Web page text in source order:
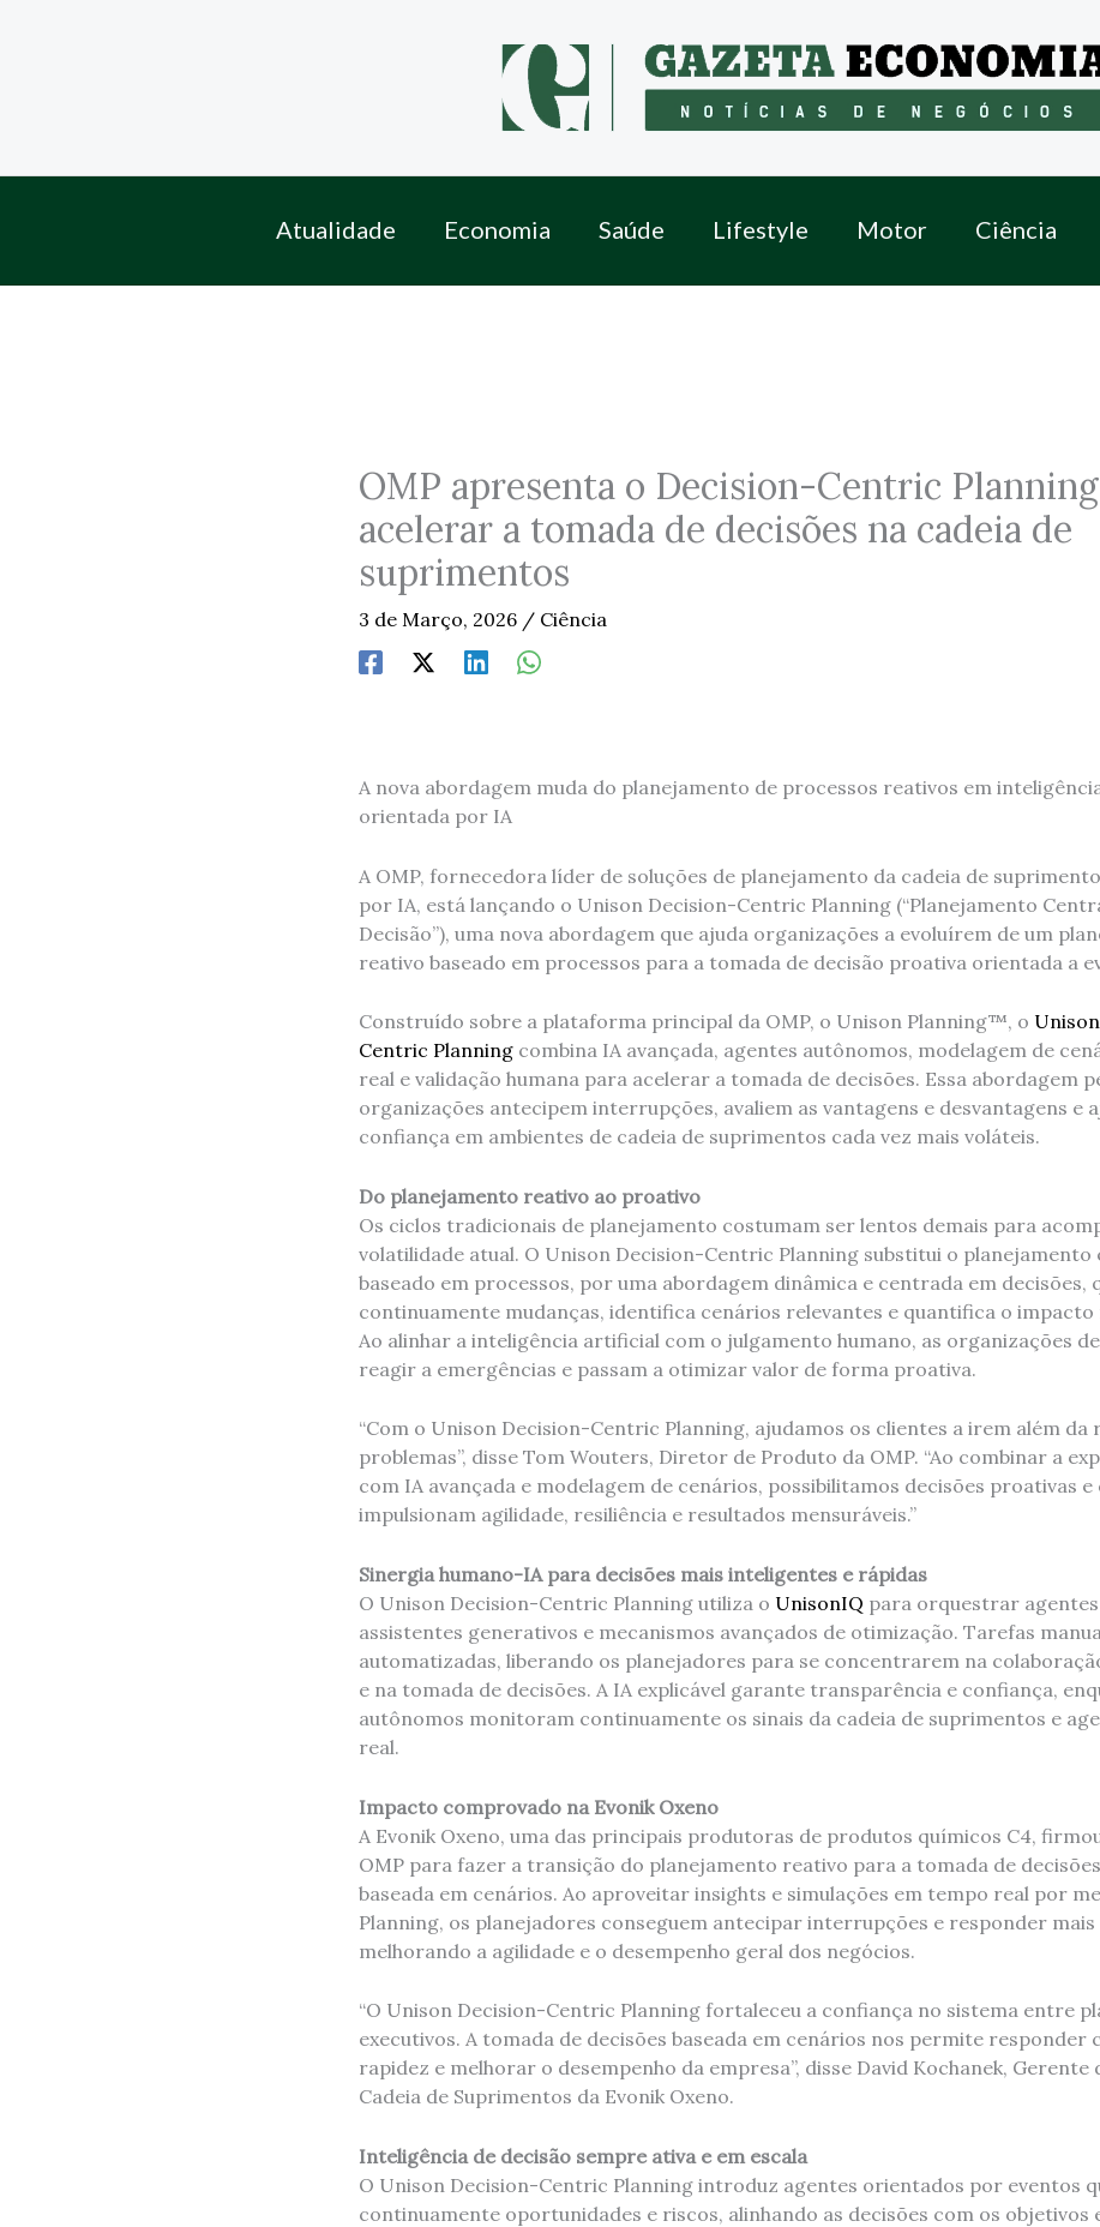
Atualidade Economia Saúde Lifestyle Motor Ciência
OMP apresenta o Decision-Centric
acelerar a tomada de decisões na cadeia de
suprimentos
3 de Março, 2026 / Ciência
A nova abordagem muda do planejamento de processos reativos em
orientada por IA
A OMP, fornecedora líder de soluções de planejamento da cadeia de
por IA, está lançando o Unison Decision-Centric Planning (“Planejamento
Decisão”), uma nova abordagem que ajuda organizações a evoluírem de um
reativo baseado em processos para a tomada de decisão proativa orientada a
Construído sobre a plataforma principal da OMP, o Unison Planning™, o
Centric Planningcombina IA avançada, agentes autônomos, modelagem de
real e validação humana para acelerar a tomada de decisões. Essa abordagem
organizações antecipem interrupções, avaliem as vantagens e desvantagens e
confiança em ambientes de cadeia de suprimentos cada vez mais voláteis.
Do planejamento reativo ao proativo
Os ciclos tradicionais de planejamento costumam ser lentos demais para
volatilidade atual. O Unison Decision-Centric Planning substitui o planejamento
baseado em processos, por uma abordagem dinâmica e centrada em decisões,
continuamente mudanças, identifica cenários relevantes e quantifica o impacto
Ao alinhar a inteligência artificial com o julgamento humano, as organizações
reagir a emergências e passam a otimizar valor de forma proativa.
“Com o Unison Decision-Centric Planning, ajudamos os clientes a irem além da
problemas”, disse Tom Wouters, Diretor de Produto da OMP. “Ao combinar a
com IA avançada e modelagem de cenários, possibilitamos decisões proativas
impulsionam agilidade, resiliência e resultados mensuráveis.”
Sinergia humano-IA para decisões mais inteligentes e rápidas
O Unison Decision-Centric Planning utiliza o UnisonIQ para orquestrar agentes
assistentes generativos e mecanismos avançados de otimização. Tarefas
automatizadas, liberando os planejadores para se concentrarem na
e na tomada de decisões. A IA explicável garante transparência e confiança,
autônomos monitoram continuamente os sinais da cadeia de suprimentos e
real.
Impacto comprovado na Evonik Oxeno
A Evonik Oxeno, uma das principais produtoras de produtos químicos C4,
OMP para fazer a transição do planejamento reativo para a tomada de
baseada em cenários. Ao aproveitar insights e simulações em tempo real por
Planning, os planejadores conseguem antecipar interrupções e responder
melhorando a agilidade e o desempenho geral dos negócios.
“O Unison Decision-Centric Planning fortaleceu a confiança no sistema entre
executivos. A tomada de decisões baseada em cenários nos permite responder
rapidez e melhorar o desempenho da empresa”, disse David Kochanek, Gerente
Cadeia de Suprimentos da Evonik Oxeno.
Inteligência de decisão sempre ativa e em escala
O Unison Decision-Centric Planning introduz agentes orientados por eventos
continuamente oportunidades e riscos, alinhando as decisões com os objetivos